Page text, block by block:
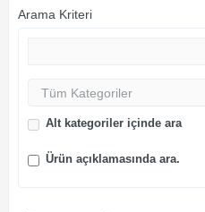
Arama Kriteri
Alt kategoriler içinde ara
Ürün açıklamasında ara.